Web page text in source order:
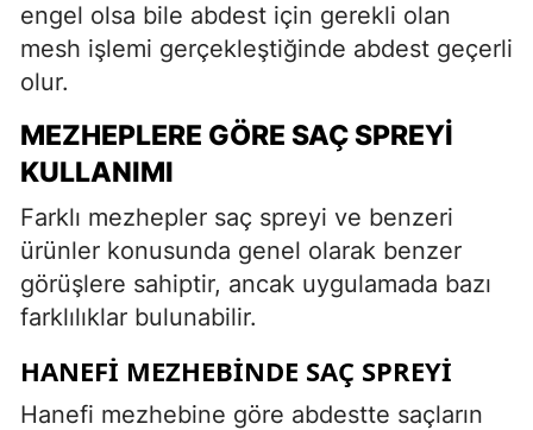
engel olsa bile abdest için gerekli olan
mesh işlemi gerçekleştiğinde abdest geçerli
olur.
MEZHEPLERE GÖRE SAÇ SPREYI
KULLANIMI
Farklı mezhepler saç spreyi ve benzeri
ürünler konusunda genel olarak benzer
görüşlere sahiptir, ancak uygulamada bazı
farklılıklar bulunabilir.
HANEFI MEZHEBINDE SAÇ SPREYI
Hanefi mezhebine göre abdestte saçların